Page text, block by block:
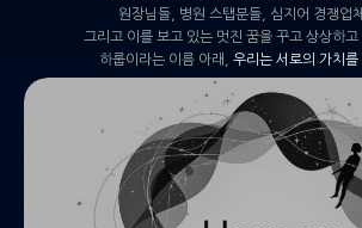
원장님들, 병원 스탭분들, 심지어 경쟁업
그리고 이를 보고 있는 멋진 꿈을 꾸고 상상하고
하룹이라는 이름 아래, 우리는 서로의 가치를